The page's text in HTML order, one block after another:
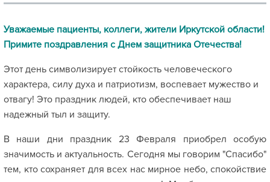
Уважаемые пациенты, коллеги, жители Иркутской области!
Примите поздравления с Днем защитника Отечества!
Этот день символизирует стойкость человеческого
характера, силу духа и патриотизм, воспевает мужество и
отвагу! Это праздник людей, кто обеспечивает наш
надежный тыл и защиту.
В наши дни праздник 23 Февраля приобрел особую
значимость и актуальность. Сегодня мы говорим "Спасибо"
тем, кто сохраняет для всех нас мирное небо, спокойствие